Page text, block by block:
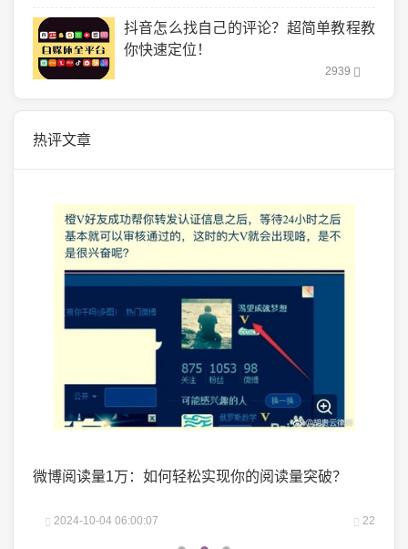
抖音怎么找自己的评论？超简单教程教
你快速定位！
2939
热评文章
如何轻松实现你的阅读量突破？ 微头条展现多少正常？
2024-10-03 20:24:00